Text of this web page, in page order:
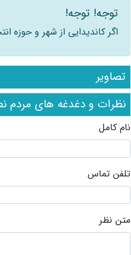
توجه! توجه!
اگر کاندیدایی از شهر و حوزه
تصاویر
نظرات و دغدغه های مردم
نام کامل
تلفن تماس
متن نظر